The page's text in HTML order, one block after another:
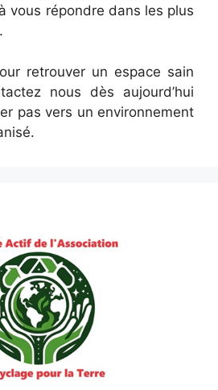
vous répondre dans les plus
retrouver un espace sain
nous dès aujourd’hui
pas vers un environnement